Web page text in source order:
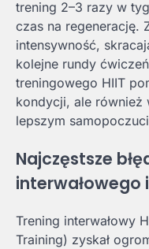
trening 2–3 razy w
czas na regenerację.
intensywność,
kolejne rundy
treningowego HIIT
kondycji, ale również
lepszym
Najczęstsze
interwałowego
Trening interwałowy
Training) zyskał